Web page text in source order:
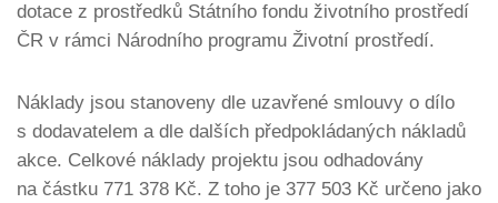
dotace z prostředků Státního fondu životního prostředí
ČR v rámci Národního programu Životní prostředí.
Náklady jsou stanoveny dle uzavřené smlouvy o dílo
s dodavatelem a dle dalších předpokládaných nákladů
akce. Celkové náklady projektu jsou odhadovány
na částku 771 378 Kč. Z toho je 377 503 Kč určeno jako